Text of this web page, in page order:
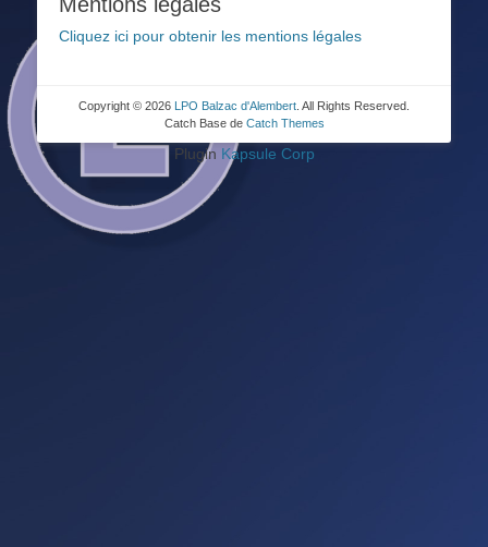
Cliquez ici pour obtenir les mentions légales
Copyright © 2026 LPO Balzac d'Alembert . All Rights Reserved.
Catch Base de Catch Themes
Plugin Kapsule Corp